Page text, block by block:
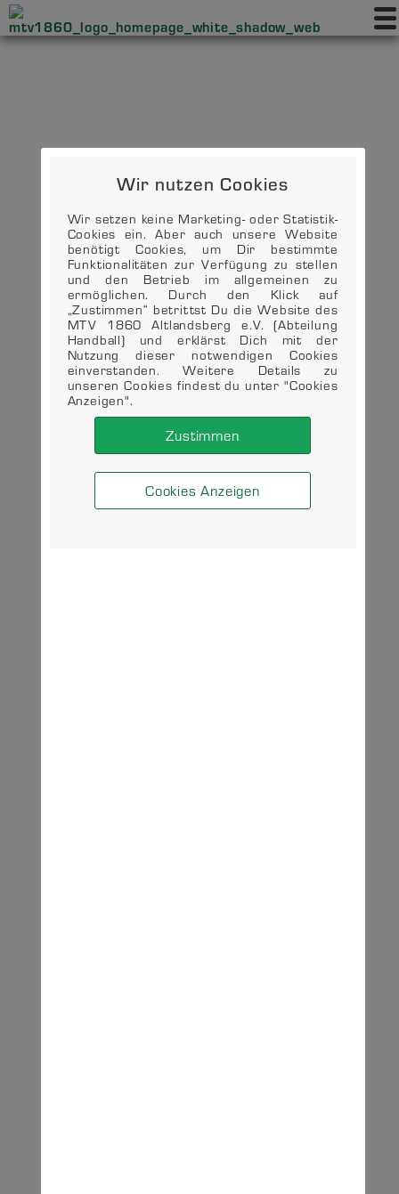
Wir nutzen Cookies
Wir setzen keine Marketing- oder Statistik-
Cookies ein. Aber auch unsere Website
benötigt Cookies, um Dir bestimmte
Funktionalitäten zur Verfügung zu stellen
und den Betrieb im allgemeinen zu
ermöglichen. Durch den Klick auf
„Zustimmen“ betrittst Du die Website des
MTV 1860 Altlandsberg e.V. (Abteilung
Handball) und erklärst Dich mit der
Nutzung dieser notwendigen Cookies
einverstanden. Weitere Details zu
unseren Cookies findest du unter "Cookies
Anzeigen".
Cookies Anzeigen
Zustimmen